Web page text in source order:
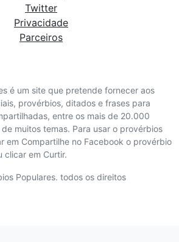
é um site que pretende fornecer aos
provérbios, ditados e frases para
entre os mais de 20.000
muitos temas. Para usar o provérbios
em Compartilhe no Facebook o provérbio
clicar em Curtir.
Populares. todos os direitos
Twitter
Privacidade
Parceiros